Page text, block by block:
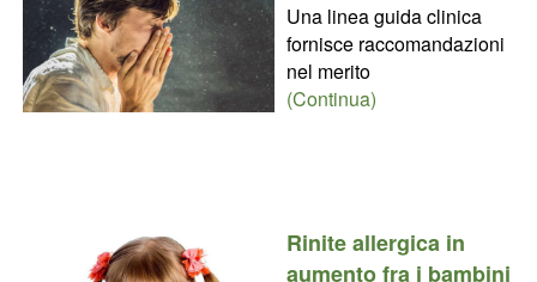
Una linea guida clinica
fornisce raccomandazioni
nel merito
(Continua)
Rinite allergica in
aumento fra i bambini